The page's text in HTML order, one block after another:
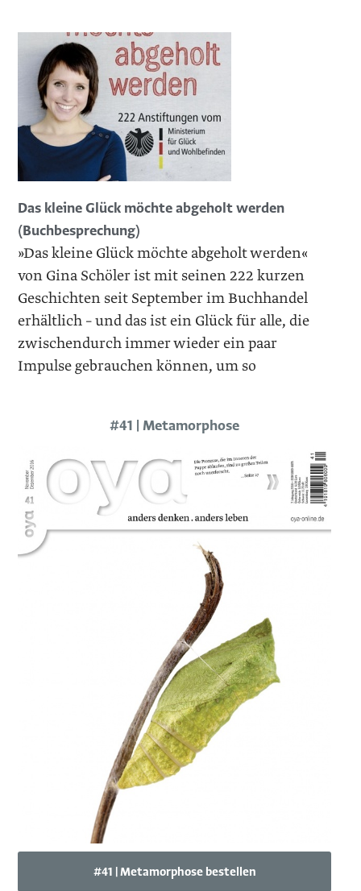
Das kleine Glück möchte abgeholt werden
(Buchbesprechung)
»Das kleine Glück möchte abgeholt werden«
von Gina Schöler ist mit seinen 222 kurzen
Geschichten seit September im Buchhandel
erhältlich – und das ist ein Glück für alle, die
zwischendurch immer wieder ein paar
Impulse gebrauchen können, um so
#41 | Metamorphose
#41 | Metamorphose bestellen